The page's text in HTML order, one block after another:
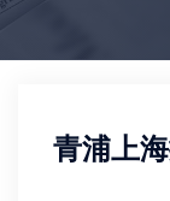
青浦上